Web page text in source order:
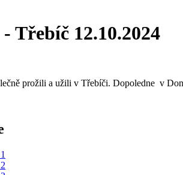
Třebíč 12.10.2024
prožili a užili v Třebíči. Dopoledne v